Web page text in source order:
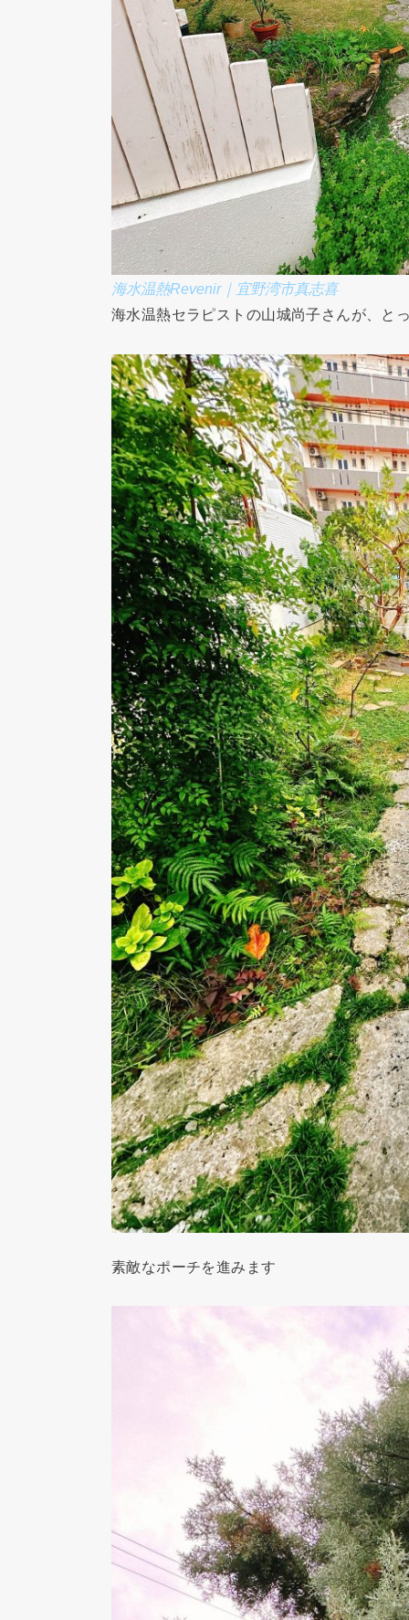
海水温熱Revenir｜宜野湾市真志喜
海水温熱セラピストの山城尚子さんが、と
素敵なポーチを進みます